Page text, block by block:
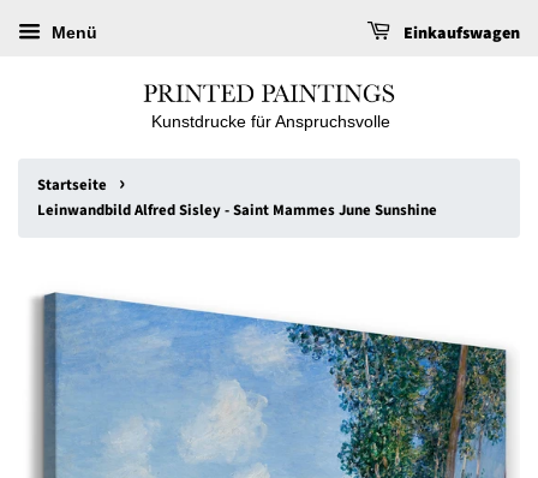
Menü Einkaufswagen
Kunstdrucke für Anspruchsvolle
Startseite ›
Leinwandbild Alfred Sisley - Saint Mammes June Sunshine